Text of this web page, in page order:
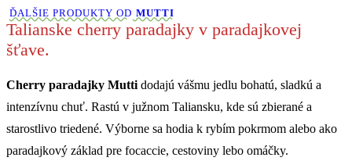
ĎALŠIE PRODUKTY OD MUTTI
Talianske cherry paradajky v paradajkovej
šťave.
Cherry paradajky Mutti dodajú vášmu jedlu bohatú, sladkú a
intenzívnu chuť. Rastú v južnom Taliansku, kde sú zbierané a
starostlivo triedené. Výborne sa hodia k rybím pokrmom alebo ako
paradajkový základ pre focaccie, cestoviny lebo omáčky.